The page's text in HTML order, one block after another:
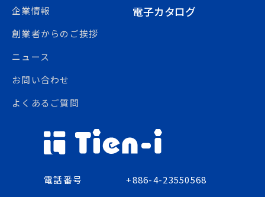
企業情報
創業者からのご挨拶
ニュース
お問い合わせ
よくあるご質問
電子カタログ
電話番号
+886-4-23550568